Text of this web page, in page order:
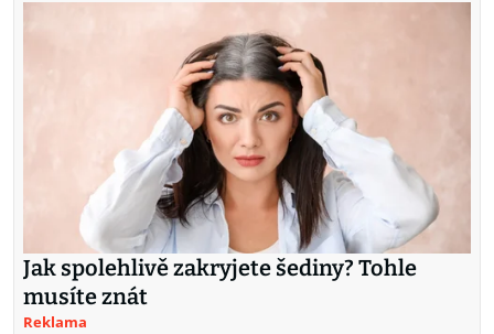
Jak spolehlivě zakryjete šediny? Tohle
musíte znát
Reklama